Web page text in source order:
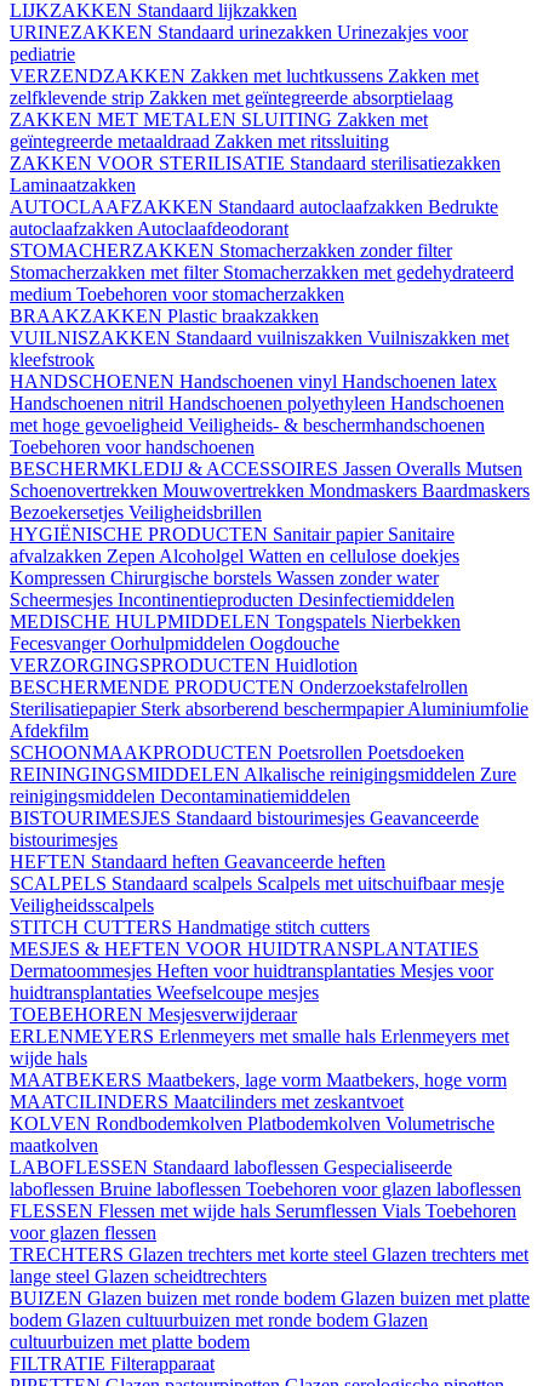
LIJKZAKKEN Standaard lijkzakken
URINEZAKKEN Standaard urinezakken Urinezakjes voor
pediatrie
VERZENDZAKKEN Zakken met luchtkussens Zakken met
zelfklevende strip Zakken met geïntegreerde absorptielaag
ZAKKEN MET METALEN SLUITING Zakken met
geïntegreerde metaaldraad Zakken met ritssluiting
ZAKKEN VOOR STERILISATIE Standaard sterilisatiezakken
Laminaatzakken
AUTOCLAAFZAKKEN Standaard autoclaafzakken Bedrukte
autoclaafzakken Autoclaafdeodorant
STOMACHERZAKKEN Stomacherzakken zonder filter
Stomacherzakken met filter Stomacherzakken met gedehydrateerd
medium Toebehoren voor stomacherzakken
BRAAKZAKKEN Plastic braakzakken
VUILNISZAKKEN Standaard vuilniszakken Vuilniszakken met
kleefstrook
HANDSCHOENEN Handschoenen vinyl Handschoenen latex
Handschoenen nitril Handschoenen polyethyleen Handschoenen
met hoge gevoeligheid Veiligheids- & beschermhandschoenen
Toebehoren voor handschoenen
BESCHERMKLEDIJ & ACCESSOIRES Jassen Overalls Mutsen
Schoenovertrekken Mouwovertrekken Mondmaskers Baardmaskers
Bezoekersetjes Veiligheidsbrillen
HYGIËNISCHE PRODUCTEN Sanitair papier Sanitaire
afvalzakken Zepen Alcoholgel Watten en cellulose doekjes
Kompressen Chirurgische borstels Wassen zonder water
Scheermesjes Incontinentieproducten Desinfectiemiddelen
MEDISCHE HULPMIDDELEN Tongspatels Nierbekken
FecesvangerOorhulpmiddelen Oogdouche
VERZORGINGSPRODUCTEN Huidlotion
BESCHERMENDE PRODUCTEN Onderzoekstafelrollen
Sterilisatiepapier Sterk absorberend beschermpapierAluminiumfolie
Afdekfilm
SCHOONMAAKPRODUCTEN Poetsrollen Poetsdoeken
REININGINGSMIDDELEN Alkalische reinigingsmiddelen Zure
reinigingsmiddelen Decontaminatiemiddelen
BISTOURIMESJES Standaard bistourimesjes Geavanceerde
bistourimesjes
HEFTEN Standaard heften Geavanceerde heften
SCALPELS Standaard scalpels Scalpels met uitschuifbaar mesje
Veiligheidsscalpels
STITCH CUTTERS Handmatige stitch cutters
MESJES & HEFTEN VOOR HUIDTRANSPLANTATIES
Dermatoommesjes Heften voor huidtransplantaties Mesjes voor
huidtransplantaties Weefselcoupe mesjes
TOEBEHOREN Mesjesverwijderaar
ERLENMEYERS Erlenmeyers met smalle hals Erlenmeyers met
wijde hals
MAATBEKERS Maatbekers, lage vorm Maatbekers, hoge vorm
MAATCILINDERS Maatcilinders met zeskantvoet
KOLVEN Rondbodemkolven Platbodemkolven Volumetrische
maatkolven
LABOFLESSEN Standaard laboflessen Gespecialiseerde
laboflessen Bruine laboflessen Toebehoren voor glazen laboflessen
FLESSEN Flessen met wijde hals Serumflessen Vials Toebehoren
voor glazen flessen
TRECHTERS Glazen trechters met korte steel Glazen trechters met
lange steel Glazen scheidtrechters
BUIZEN Glazen buizen met ronde bodem Glazen buizen met platte
bodem Glazen cultuurbuizen met ronde bodem Glazen
cultuurbuizen met platte bodem
FILTRATIE Filterapparaat